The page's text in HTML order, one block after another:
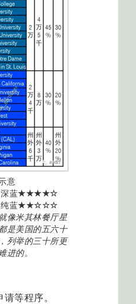
意
深蓝★★★★☆
纯蓝★★☆☆☆
像米其林餐厅星
是美国的五六十
列举的三十所更
进的。
等程序。